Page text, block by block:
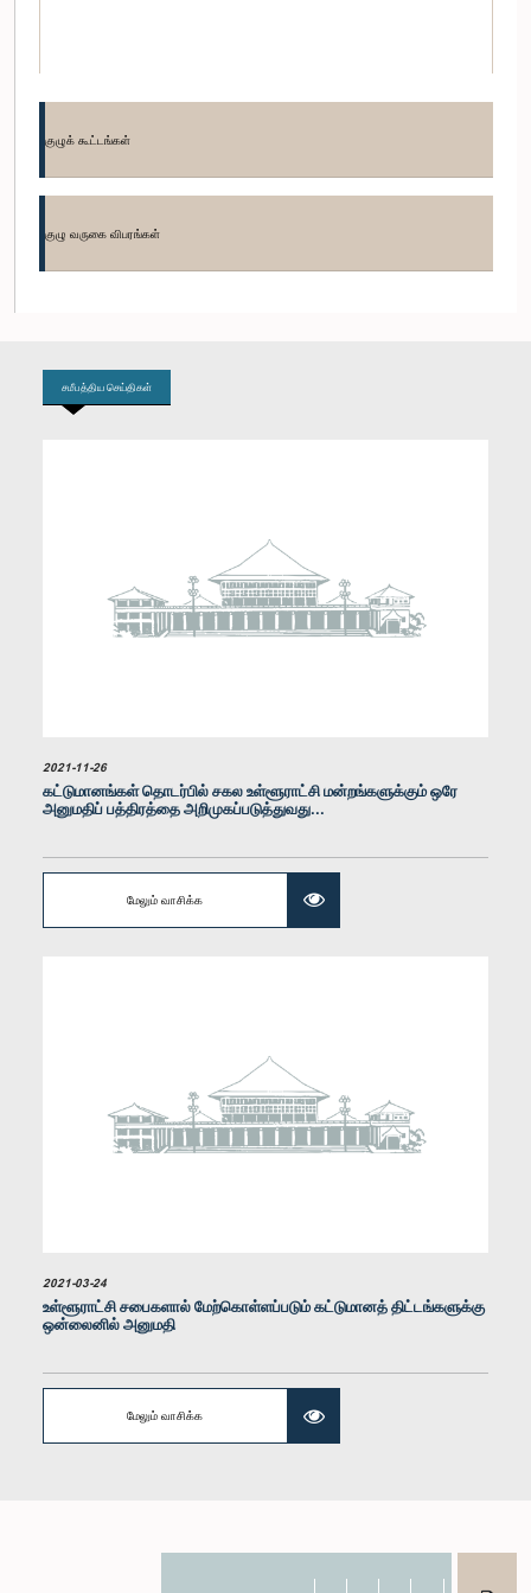
கௌரவ இந்திக அனுருத்த ஹேரத், பா.உ.
உறுப்பினர்
குழுக் கூட்டங்கள்
குழு வருகை விபரங்கள்
சமீபத்திய செய்திகள்
2021-11-26
கட்டுமானங்கள் தொடர்பில் சகல உள்ளூராட்சி மன்றங்களுக்கும் ஒரே
அனுமதிப் பத்திரத்தை அறிமுகப்படுத்துவது...
மேலும் வாசிக்க
2021-03-24
உள்ளூராட்சி சபைகளால் மேற்கொள்ளப்படும் கட்டுமானத் திட்டங்களுக்கு
ஒன்லைனில் அனுமதி
மேலும் வாசிக்க